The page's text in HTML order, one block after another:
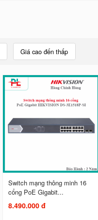
Giá cao đến thấp
Switch mạng thông minh 16
cổng PoE Gigabit...
8.490.000 đ